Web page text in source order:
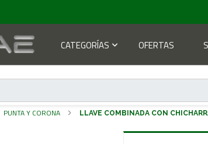
CATEGORÍAS OFERTAS
PUNTA Y CORONA LLAVE COMBINADA CON